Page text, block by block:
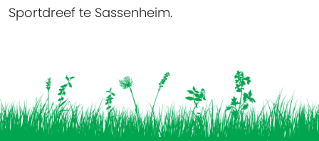
Sportdreef te Sassenheim.